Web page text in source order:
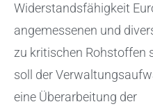
Widerstandsfähigkeit
angemessenen und
zu kritischen Rohstoffen
soll der
eine Überarbeitung der